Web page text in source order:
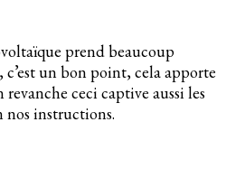
prend beaucoup
c’est un bon point, cela apporte
ceci captive aussi les
nos instructions.